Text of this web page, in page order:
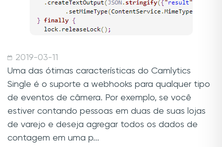
2019-03-11
Uma das ótimas características do Camlytics
Single é o suporte a webhooks para qualquer tipo
de eventos de câmera. Por exemplo, se você
estiver contando pessoas em duas de suas lojas
de varejo e deseja agregar todos os dados de
contagem em uma p...